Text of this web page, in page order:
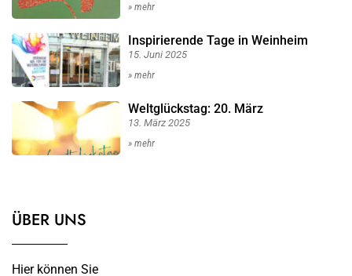
» mehr
Inspirierende Tage in Weinheim
15. Juni 2025
» mehr
Weltglückstag: 20. März
13. März 2025
» mehr
ÜBER UNS
Hier können Sie